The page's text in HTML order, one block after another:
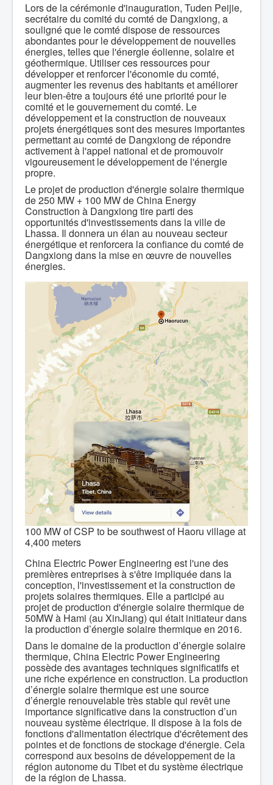
Lors de la cérémonie d'inauguration, Tuden Peijie,
secrétaire du comité du comté de Dangxiong, a
souligné que le comté dispose de ressources
abondantes pour le développement de nouvelles
énergies, telles que l'énergie éolienne, solaire et
géothermique. Utiliser ces ressources pour
développer et renforcer l'économie du comté,
augmenter les revenus des habitants et améliorer
leur bien-être a toujours été une priorité pour le
comité et le gouvernement du comté. Le
développement et la construction de nouveaux
projets énergétiques sont des mesures importantes
permettant au comté de Dangxiong de répondre
activement à l'appel national et de promouvoir
vigoureusement le développement de l'énergie
propre.
Le projet de production d'énergie solaire thermique
de 250 MW + 100 MW de China Energy
Construction à Dangxiong tire parti des
opportunités d'investissements dans la ville de
Lhassa. Il donnera un élan au nouveau secteur
énergétique et renforcera la confiance du comté de
Dangxiong dans la mise en œuvre de nouvelles
énergies.
100 MW of CSP to be southwest of Haoru village at
4,400 meters
China Electric Power Engineering est l'une des
premières entreprises à s'être impliquée dans la
conception, l'investissement et la construction de
projets solaires thermiques. Elle a participé au
projet de production d'énergie solaire thermique de
50MW à Hami (au XinJiang) qui était initiateur dans
la production d’énergie solaire thermique en 2016.
Dans le domaine de la production d’énergie solaire
thermique, China Electric Power Engineering
possède des avantages techniques significatifs et
une riche expérience en construction. La production
d’énergie solaire thermique est une source
d’énergie renouvelable très stable qui revêt une
importance significative dans la construction d’un
nouveau système électrique. Il dispose à la fois de
fonctions d'alimentation électrique d'écrêtement des
pointes et de fonctions de stockage d'énergie. Cela
correspond aux besoins de développement de la
région autonome du Tibet et du système électrique
de la région de Lhassa.